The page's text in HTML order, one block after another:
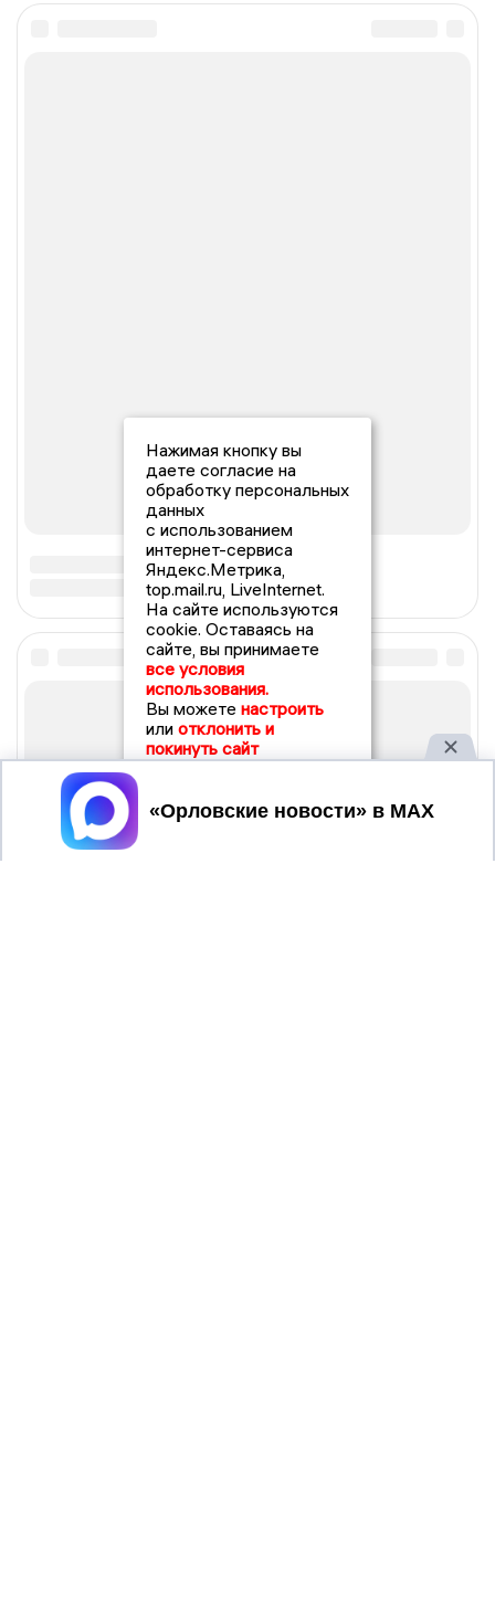
Нажимая кнопку вы
даете согласие на
обработку персональных
данных
с использованием
интернет-сервиса
Яндекс.Метрика,
top.mail.ru, LiveInternet.
На сайте используются
cookie. Оставаясь на
сайте, вы принимаете
все условия
использования.
Вы можете настроить
или отклонить и
покинуть сайт
Принять